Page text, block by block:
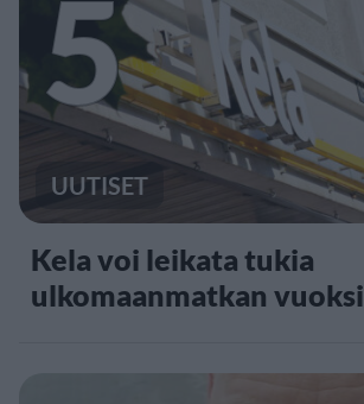
5
UUTISET
Kela voi leikata tukia
ulkomaanmatkan vuoksi